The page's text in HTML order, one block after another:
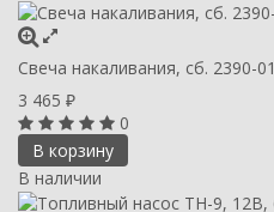
Свеча накаливания, сб. 2390-01
3 465 ₽
0
В корзину
В наличии